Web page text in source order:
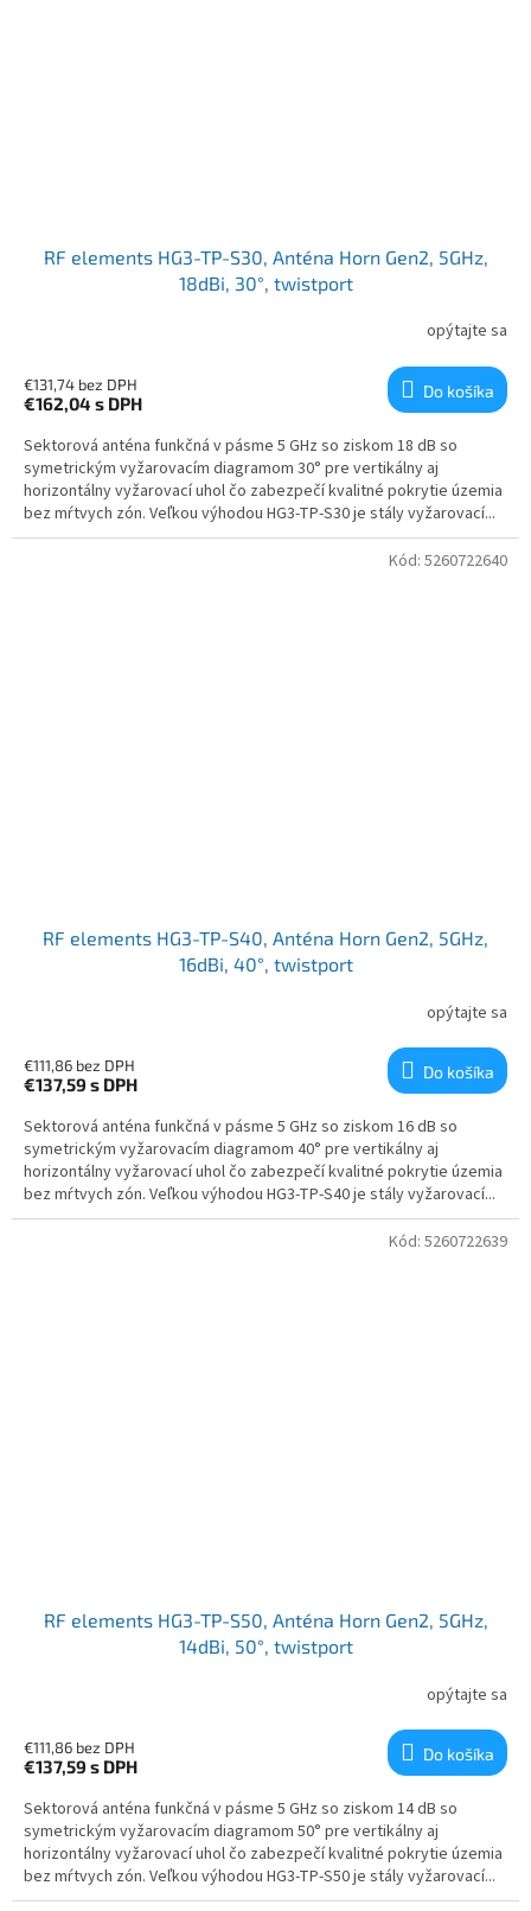
RF elements HG3-TP-S30, Anténa Horn Gen2, 5GHz,
18dBi, 30°, twistport
opýtajte sa
€131,74 bez DPH
€162,04 s DPH
Do košíka
Sektorová anténa funkčná v pásme 5 GHz so ziskom 18 dB so
symetrickým vyžarovacím diagramom 30° pre vertikálny aj
horizontálny vyžarovací uhol čo zabezpečí kvalitné pokrytie územia
bez mŕtvych zón. Veľkou výhodou HG3-TP-S30 je stály vyžarovací...
RF elements HG3-TP-S40, Anténa Horn Gen2, 5GHz,
16dBi, 40°, twistport
opýtajte sa
€111,86 bez DPH
€137,59 s DPH
Do košíka
Sektorová anténa funkčná v pásme 5 GHz so ziskom 16 dB so
symetrickým vyžarovacím diagramom 40° pre vertikálny aj
horizontálny vyžarovací uhol čo zabezpečí kvalitné pokrytie územia
bez mŕtvych zón. Veľkou výhodou HG3-TP-S40 je stály vyžarovací...
Kód: 5260722640
RF elements HG3-TP-S50, Anténa Horn Gen2, 5GHz,
14dBi, 50°, twistport
opýtajte sa
€111,86 bez DPH
€137,59 s DPH
Do košíka
Sektorová anténa funkčná v pásme 5 GHz so ziskom 14 dB so
symetrickým vyžarovacím diagramom 50° pre vertikálny aj
horizontálny vyžarovací uhol čo zabezpečí kvalitné pokrytie územia
bez mŕtvych zón. Veľkou výhodou HG3-TP-S50 je stály vyžarovací...
Kód: 5260722639